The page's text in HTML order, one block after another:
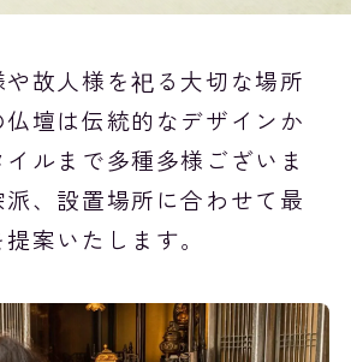
故人様を祀る大切な場所
壇は伝統的なデザインか
ルまで多種多様ございま
、設置場所に合わせて最
案いたします。